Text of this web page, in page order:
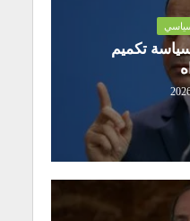
تكميم